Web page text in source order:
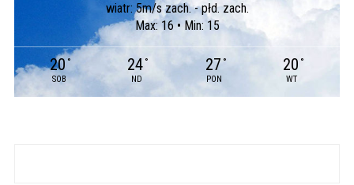
wiatr: 5m/s zach. - płd. zach.
Max: 16 • Min: 15
20 °
SOB
24 °
ND
27 °
PON
20 °
WT